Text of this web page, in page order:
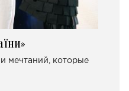
мечтаний, которые